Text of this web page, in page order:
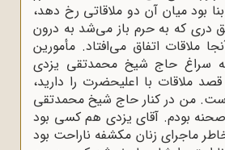
بود میان آن دو ملاقاتى رخ دهد،
درى که به حرم باز مى‌شد به درون
ملاقات اتفاق مى‌افتاد. مأمورین
سراغ حاج شیخ محمدتقى یزدى
قصد ملاقات با اعلیحضرت را دارید،
است. من در کنار حاج شیخ محمدتقى
صحنه بودم. آقاى یزدى هم کسى بود
ماجراى زنان مکشفه ناراحت بود